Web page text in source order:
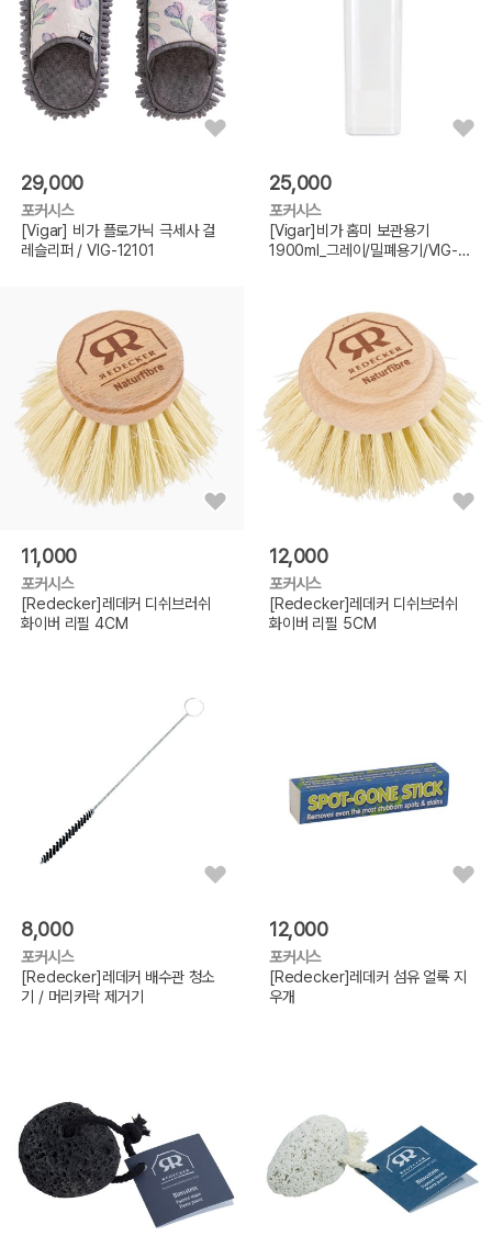
29,000
포커시스
[Vigar] 비가 플로가닉 극세사 걸
레슬리퍼 / VIG-12101
25,000
포커시스
[Vigar]비가 홈미 보관용기
1900ml_그레이/밀폐용기/VIG-
11,000
포커시스
[Redecker]레데커 디쉬브러쉬
화이버 리필 4CM
12,000
포커시스
[Redecker]레데커 디쉬브러쉬
화이버 리필 5CM
8,000
포커시스
[Redecker]레데커 배수관 청소
기 / 머리카락 제거기
12,000
포커시스
[Redecker]레데커 섬유 얼룩 지
우개